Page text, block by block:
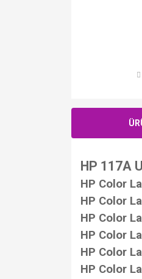
HP 117A
HP Color
HP Color
HP Color
HP Color
HP Color
HP Color